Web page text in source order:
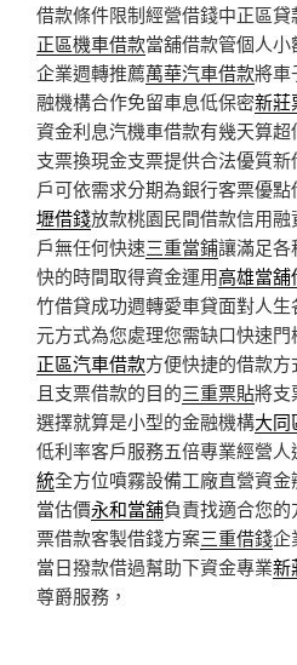
借款條件限制經營借錢中正區
正區機車借款當舖借款管個人
企業週轉推薦萬華汽車借款將車
融機構合作免留車息低保密新莊
資金利息汽機車借款有幾天算超
支票換現金支票提供合法優質
戶可依需求分期為銀行客票優
壢借錢放款桃園民間借款信用
戶無任何快速三重當鋪讓滿足各
快的時間取得資金運用高雄當舖
竹借貸成功週轉愛車貸面對人生
元方式為您處理您需缺口快速
正區汽車借款方便快捷的借款
且支票借款的目的三重票貼將支
選擇就算是小型的金融機構大同
低利率客戶服務五倍專業經營人
統全方位噴霧設備工廠直營資
當估價永和當舖負責找適合您
票借款客製借錢方案三重借錢企
當日撥款借過幫助下資金專業新
尊爵服務，